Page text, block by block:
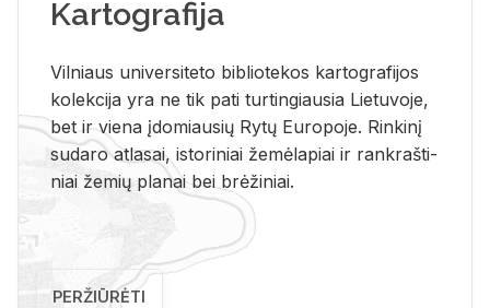
Kartografija
Vil­niaus uni­ver­si­te­to bi­b­lio­te­kos kar­to­gra­fi­jos
ko­lek­ci­ja yra ne tik pati tur­tin­giau­sia Lie­tu­vo­je,
bet ir vie­na įdo­miau­sių Rytų Eu­ro­po­je. Rin­ki­nį
su­da­ro at­la­sai, is­to­ri­niai že­mė­la­piai ir rank­raš­ti­
niai že­mių pla­nai bei brė­ži­niai.
PERŽIŪRĖTI